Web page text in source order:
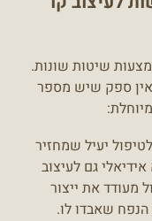
שיטות שונות.
ספק שיש מספר
יעיל שמחזיר
גם לעיצוב
מעודד את ייצור
הנפח שאבדו לו.